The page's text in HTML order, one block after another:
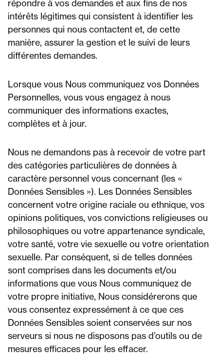
répondre à vos demandes et aux fins de nos
intérêts légitimes qui consistent à identifier les
personnes qui nous contactent et, de cette
manière, assurer la gestion et le suivi de leurs
différentes demandes.
Lorsque vous Nous communiquez vos Données
Personnelles, vous vous engagez à nous
communiquer des informations exactes,
complètes et à jour.
Nous ne demandons pas à recevoir de votre part
des catégories particulières de données à
caractère personnel vous concernant (les «
Données Sensibles »). Les Données Sensibles
concernent votre origine raciale ou ethnique, vos
opinions politiques, vos convictions religieuses ou
philosophiques ou votre appartenance syndicale,
votre santé, votre vie sexuelle ou votre orientation
sexuelle. Par conséquent, si de telles données
sont comprises dans les documents et/ou
informations que vous Nous communiquez de
votre propre initiative, Nous considérerons que
vous consentez expressément à ce que ces
Données Sensibles soient conservées sur nos
serveurs si nous ne disposons pas d’outils ou de
mesures efficaces pour les effacer.